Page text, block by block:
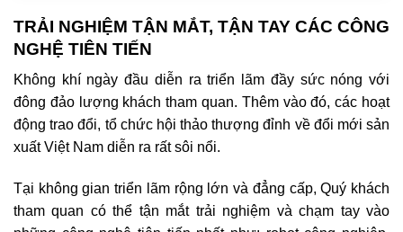
TRẢI NGHIỆM TẬN MẮT, TẬN TAY CÁC CÔNG
NGHỆ TIÊN TIẾN
Không khí ngày đầu diễn ra triển lãm đầy sức nóng với
đông đảo lượng khách tham quan. Thêm vào đó, các hoạt
động trao đổi, tổ chức hội thảo thượng đỉnh về đổi mới sản
xuất Việt Nam diễn ra rất sôi nổi.
Tại không gian triển lãm rộng lớn và đẳng cấp, Quý khách
tham quan có thể tận mắt trải nghiệm và chạm tay vào